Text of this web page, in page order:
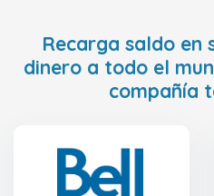
Recarga saldo en
dinero a todo el
compañía